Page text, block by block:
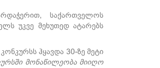
საქართველოს
უკვე მეხუთედ ატარებს
ჰყავდა 30-ზე მეტი
მონაწილეობა მიიღო